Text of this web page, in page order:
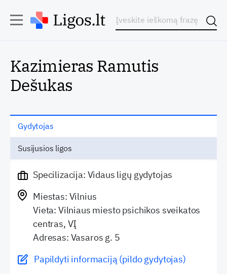
Kazimieras Ramutis
Dešukas
Gydytojas
Susijusios ligos
Specilizacija: Vidaus ligų gydytojas
Miestas: Vilnius
Vieta: Vilniaus miesto psichikos sveikatos
centras, VĮ
Adresas: Vasaros g. 5
Papildyti informaciją (pildo gydytojas)